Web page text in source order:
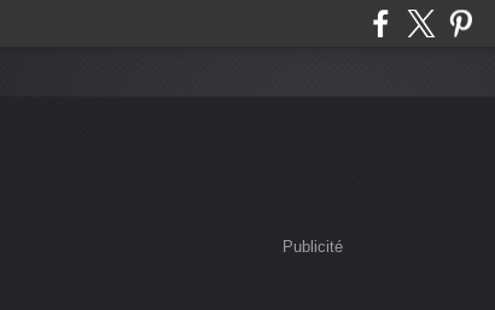
Publicité